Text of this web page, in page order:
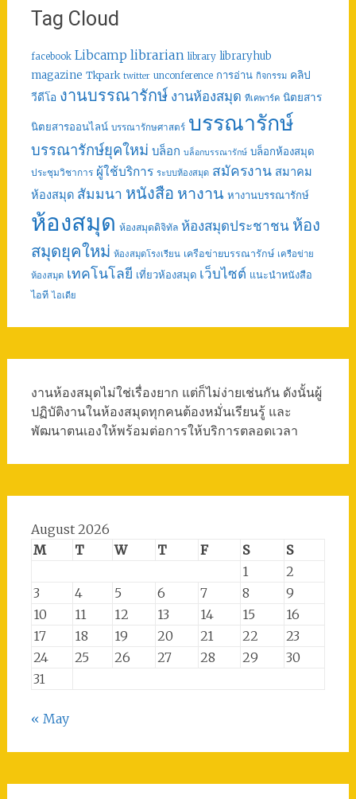
Tag Cloud
facebook Libcamp librarian library libraryhub
magazine Tkpark twitter unconference การอ่าน กิจกรรม คลิป
วีดีโอ งานบรรณารักษ์ งานห้องสมุด ทีเคพาร์ค นิตยสาร
นิตยสารออนไลน์ บรรณารักษศาสตร์ บรรณารักษ์
บรรณารักษ์ยุคใหม่ บล็อก บล็อกบรรณารักษ์ บล็อกห้องสมุด
ประชุมวิชาการ ผู้ใช้บริการ ระบบห้องสมุด สมัครงาน สมาคม
ห้องสมุด สัมมนา หนังสือ หางาน หางานบรรณารักษ์
ห้องสมุด ห้องสมุดดิจิทัล ห้องสมุดประชาชน ห้อง
สมุดยุคใหม่ ห้องสมุดโรงเรียน เครือข่ายบรรณารักษ์ เครือข่าย
ห้องสมุด เทคโนโลยี เที่ยวห้องสมุด เว็บไซต์ แนะนำหนังสือ
ไอที ไอเดีย
งานห้องสมุดไม่ใช่เรื่องยาก แต่ก็ไม่ง่ายเช่นกัน ดังนั้นผู้
ปฏิบัติงานในห้องสมุดทุกคนต้องหมั่นเรียนรู้ และ
พัฒนาตนเองให้พร้อมต่อการให้บริการตลอดเวลา
August 2026
M
T W T F S
S
1
2
3
4 5 6 7 8
9
10
11 12 13 14 15
16
17
18 19 20 21 22
23
24
25 26 27 28 29
30
31
« May